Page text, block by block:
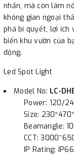
nhấn, mà còn làm
không gian ngoại
phá bí quyết, lợi ích
biến khu vườn của
động.
Led Spot Light
Model No: LC-
Power: 120/
Size:
Beamangle:
CCT:
IP Rating: